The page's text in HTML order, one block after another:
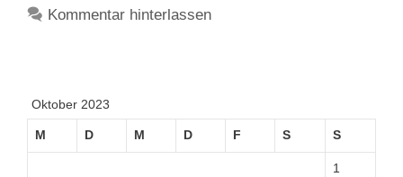
Kommentar hinterlassen
Oktober 2023
M D M D F S S
1